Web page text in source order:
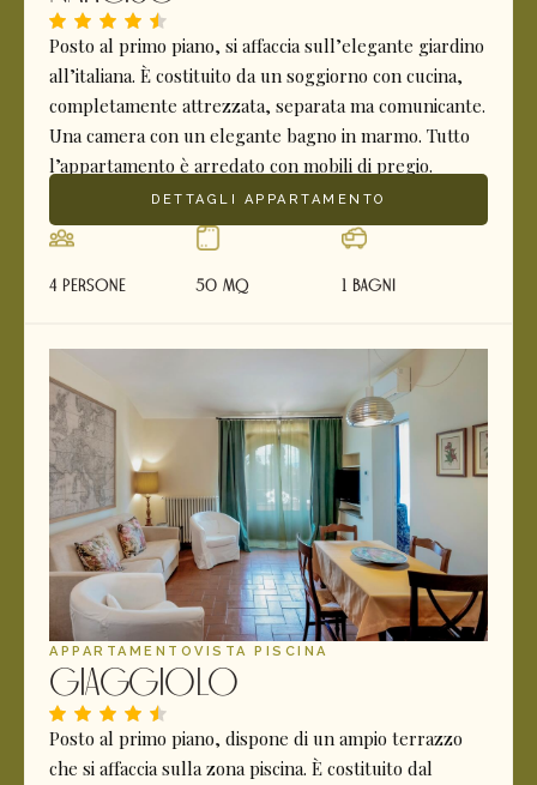
Posto al primo piano, si affaccia sull’elegante giardino
all’italiana. È costituito da un soggiorno con cucina,
completamente attrezzata, separata ma comunicante.
Una camera con un elegante bagno in marmo. Tutto
l’appartamento è arredato con mobili di pregio.
DETTAGLI APPARTAMENTO
4 Persone 50 mq 1 Bagni
APPARTAMENTO VISTA PISCINA
Giaggiolo
Posto al primo piano, dispone di un ampio terrazzo
che si affaccia sulla zona piscina. È costituito dal